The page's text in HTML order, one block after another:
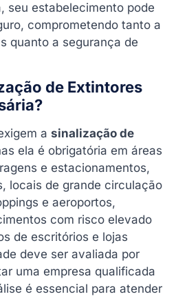
seu estabelecimento pode
comprometendo tanto a
quanto a segurança de
de Extintores
a sinalização de
ela é obrigatória em áreas
e estacionamentos,
locais de grande circulação
e aeroportos,
com risco elevado
de escritórios e lojas
deve ser avaliada por
uma empresa qualificada
é essencial para atender